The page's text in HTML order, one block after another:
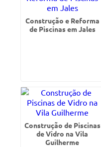
Construção e Reforma
de Piscinas em Jales
Construção de Piscinas
de Vidro na Vila
Guilherme